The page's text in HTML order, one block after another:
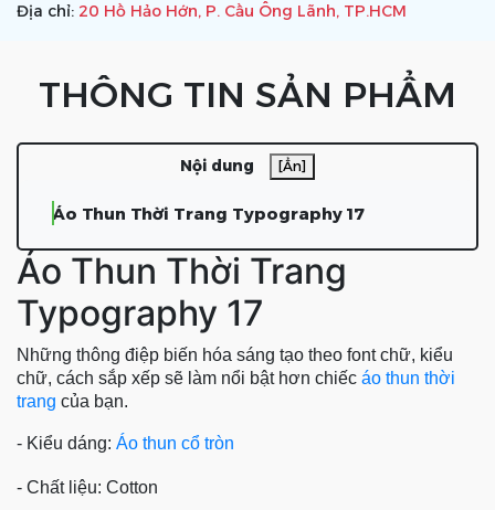
Địa chỉ: 20 Hồ Hảo Hớn, P. Cầu Ông Lãnh, TP.HCM
THÔNG TIN SẢN PHẨM
Nội dung [Ẩn]
Áo Thun Thời Trang Typography 17
Áo Thun Thời Trang
Typography 17
Những thông điệp biến hóa sáng tạo theo font chữ, kiểu
chữ, cách sắp xếp sẽ làm nổi bật hơn chiếc áo thun thời
trang của bạn.
- Kiểu dáng: Áo thun cổ tròn
- Chất liệu: Cotton